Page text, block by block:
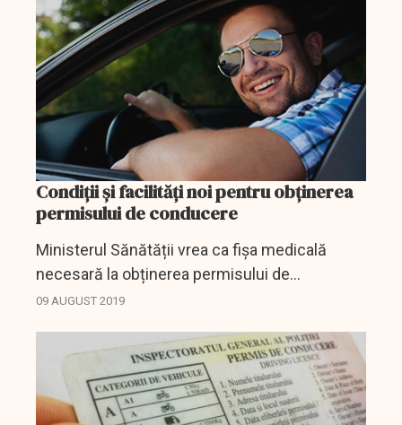
se va...
Condiții și facilități noi pentru obținerea
permisului de conducere
Ministerul Sănătății vrea ca fișa medicală
necesară la obținerea permisului de
conducere sau la înnoirea acestuia să aibă o
09 AUGUST 2019